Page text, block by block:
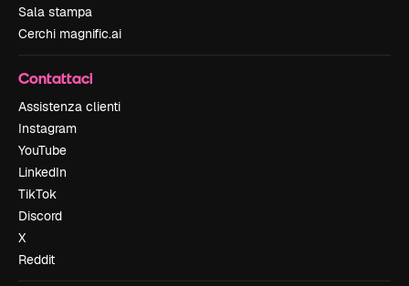
Sala stampa
Cerchi magnific.ai
Contattaci
Assistenza clienti
Instagram
YouTube
LinkedIn
TikTok
Discord
X
Reddit